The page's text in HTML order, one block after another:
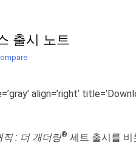
출시 노트
align=’right’
직 : 더 개더링® 세트 출시를